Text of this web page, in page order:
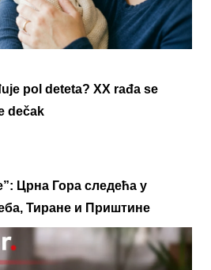
pol deteta? XX rađa se
dečak
Црна Гора следећа у
Тиране и Приштине